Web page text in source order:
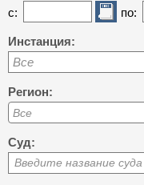
с: по:
Инстанция:
Все
Регион:
Суд:
Введите название суда